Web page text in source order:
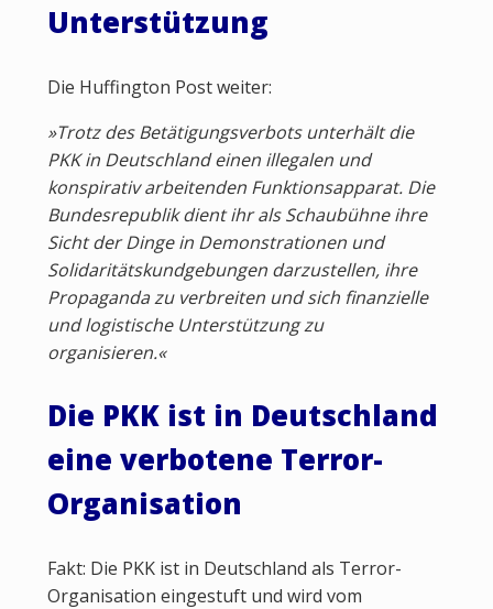
Unterstützung
Die Huffington Post weiter:
»Trotz des Betätigungsverbots unterhält die
PKK in Deutschland einen illegalen und
konspirativ arbeitenden Funktionsapparat. Die
Bundesrepublik dient ihr als Schaubühne ihre
Sicht der Dinge in Demonstrationen und
Solidaritätskundgebungen darzustellen, ihre
Propaganda zu verbreiten und sich finanzielle
und logistische Unterstützung zu
organisieren.«
Die PKK ist in Deutschland
eine verbotene Terror-
Organisation
Fakt: Die PKK ist in Deutschland als Terror-
Organisation eingestuft und wird vom